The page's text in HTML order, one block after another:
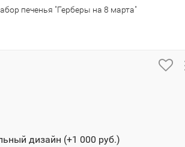
печенья "Герберы на 8 марта"
дизайн (+1 000 руб.)